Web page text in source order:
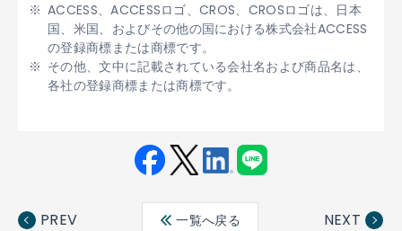
ACCESS、ACCESSロゴ、CROS、CROSロゴは、日本
国、米国、およびその他の国における株式会社ACCESS
の登録商標または商標です。
その他、文中に記載されている会社名および商品名は、
各社の登録商標または商標です。
ebo ter
edin
PREV 一覧へ戻る NEXT